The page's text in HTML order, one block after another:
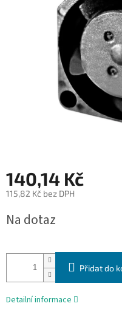
140,14 Kč
115,82 Kč bez DPH
cena:
Na dotaz
Přidat do
Detailní informace